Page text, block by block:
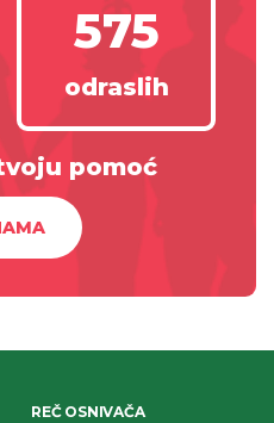
575
odraslih
pomoć
REČ OSNIVAČA